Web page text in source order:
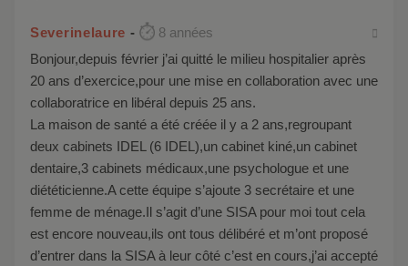
Severinelaure
8 années
Bonjour,depuis février j’ai quitté le milieu hospitalier après
20 ans d’exercice,pour une mise en collaboration avec une
collaboratrice en libéral depuis 25 ans.
La maison de santé a été créée il y a 2 ans,regroupant
deux cabinets IDEL (6 IDEL),un cabinet kiné,un cabinet
dentaire,3 cabinets médicaux,une psychologue et une
diététicienne.A cette équipe s’ajoute 3 secrétaire et une
femme de ménage.Il s’agit d’une SISA pour moi tout cela
est encore nouveau,ils ont tous délibéré et m’ont proposé
d’entrer dans la SISA à leur côté c’est en cours,j’ai accepté